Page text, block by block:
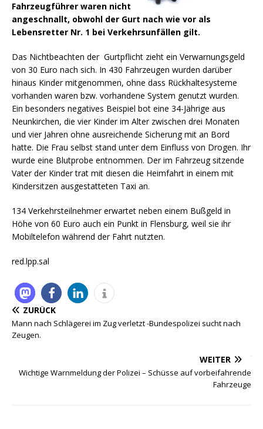
Fahrzeugführer waren nicht
angeschnallt, obwohl der Gurt nach wie vor als
Lebensretter Nr. 1 bei Verkehrsunfällen gilt.
Das Nichtbeachten der Gurtpflicht zieht ein Verwarnungsgeld
von 30 Euro nach sich. In 430 Fahrzeugen wurden darüber
hinaus Kinder mitgenommen, ohne dass Rückhaltesysteme
vorhanden waren bzw. vorhandene System genutzt wurden.
Ein besonders negatives Beispiel bot eine 34-Jährige aus
Neunkirchen, die vier Kinder im Alter zwischen drei Monaten
und vier Jahren ohne ausreichende Sicherung mit an Bord
hatte. Die Frau selbst stand unter dem Einfluss von Drogen. Ihr
wurde eine Blutprobe entnommen. Der im Fahrzeug sitzende
Vater der Kinder trat mit diesen die Heimfahrt in einem mit
Kindersitzen ausgestatteten Taxi an.
134 Verkehrsteilnehmer erwartet neben einem Bußgeld in
Höhe von 60 Euro auch ein Punkt in Flensburg, weil sie ihr
Mobiltelefon während der Fahrt nutzten.
red.lpp.sal
ZURÜCK
Mann nach Schlägerei im Zug verletzt -Bundespolizei sucht nach
Zeugen.
WEITER
Wichtige Warnmeldung der Polizei – Schüsse auf vorbeifahrende
Fahrzeuge